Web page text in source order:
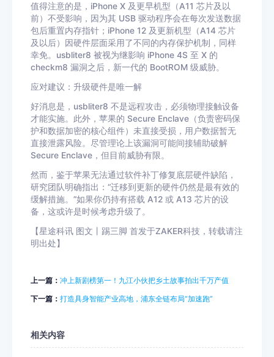
值得注意的是，iPhone X 及更早机型（A11 芯片及以
前）不受影响，因为其 USB 驱动程序会在每次发送数据
包后重置内存指针；iPhone 12 及更新机型（A14 芯片
及以后）因硬件层面采用了不同的内存保护机制，同样
幸免。usbliter8 被视为继影响 iPhone 4S 至 X 的
checkm8 漏洞之后，新一代的 BootROM 级威胁。
应对建议：升级硬件是唯一解
好消息是，usbliter8 不是远程攻击，必须物理接触设备
才能实施。此外，苹果的 Secure Enclave（负责密码保
护和数据加密的核心组件）未直接受损，用户数据暂无
直接泄露风险。尽管理论上该漏洞可能间接辅助破解
Secure Enclave，但目前威胁有限。
然而，鉴于苹果无法通过软件补丁修复底层硬件缺陷，
研究团队明确指出：“迁移到更新的硬件仍然是最有效的
缓解措施。”如果你仍持有搭载 A12 或 A13 芯片的设
备，这或许是时候考虑升级了。
【星途科讯 图文丨踢三脚 首发于ZAKER科技，转载请注
明出处】
上一篇： 冲上新剧榜第一！九江小伙把乡土故事拍出千万产值
下一篇： 打造具身智能产业高地，浦东全链布局“加速跑”
相关内容